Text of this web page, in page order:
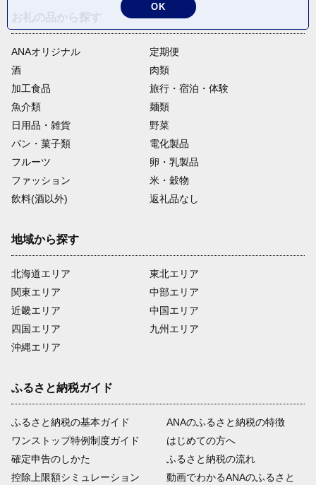
ANAオリジナル
定期便
酒
肉類
加工食品
旅行・宿泊・体験
魚介類
麺類
日用品・雑貨
野菜
パン・菓子類
電化製品
フルーツ
卵・乳製品
ファッション
米・穀物
飲料(酒以外)
返礼品なし
地域から探す
北海道エリア
関東エリア
近畿エリア
四国エリア
沖縄エリア
東北エリア
中部エリア
中国エリア
九州エリア
ふるさと納税ガイド
ふるさと納税の基本ガイド
ワンストップ特例制度ガイド
確定申告のしかた
控除上限額シミュレーション
ANAのふるさと納税の特徴
はじめての方へ
ふるさと納税の流れ
動画でわかるANAのふるさと
OK